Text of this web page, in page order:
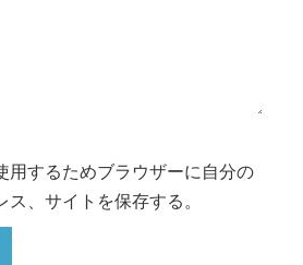
用するためブラウザーに自分の
、サイトを保存する。